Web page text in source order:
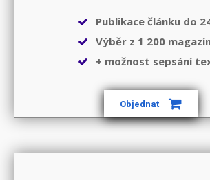
Publikace článku do
Výběr z 1 200
+ možnost sepsání
Objednat